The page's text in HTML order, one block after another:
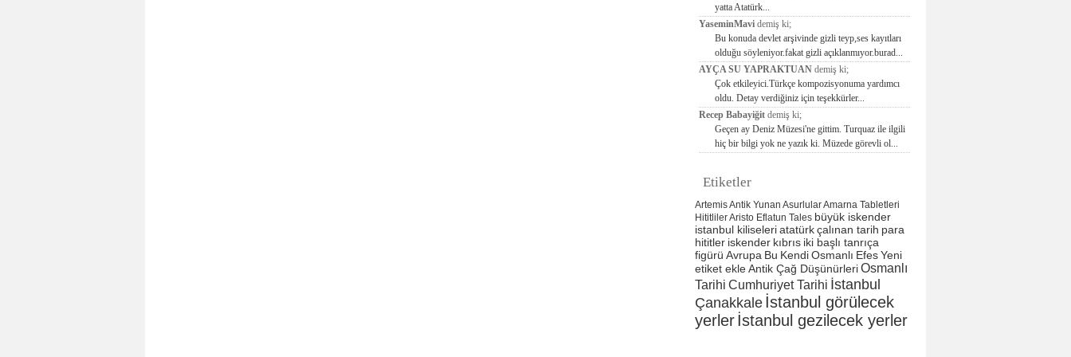
yatta Atatürk...
YaseminMavi demiş ki;
Bu konuda devlet arşivinde gizli teyp,ses kayıtları
olduğu söyleniyor.fakat gizli açıklanmıyor.burad...
AYÇA SU YAPRAKTUAN demiş ki;
Çok etkileyici.Türkçe kompozisyonuma yardımcı
oldu. Detay verdiğiniz için teşekkürler...
Recep Babayiğit demiş ki;
Geçen ay Deniz Müzesi'ne gittim. Turquaz ile ilgili
hiç bir bilgi yok ne yazık ki. Müzede görevli ol...
Etiketler
ArtemisAntik Yunan AsurlularAmarna Tabletleri
HititlilerAristo Eflatun Tales büyük iskender
istanbul kiliseleriatatürkçalınan tarih para
hititler iskender kıbrıs iki başlı tanrıça
figürü Avrupa Bu KendiOsmanlı EfesYeni
etiket ekleAntik Çağ DüşünürleriOsmanlı
Tarihi Cumhuriyet Tarihi İstanbul
Çanakkaleİstanbul görülecek
yerlerİstanbul gezilecek yerler